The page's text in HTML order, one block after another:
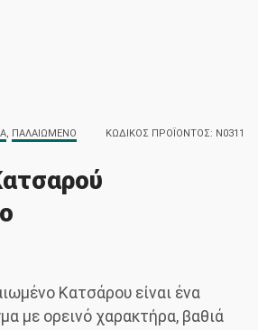
ΚΩΔΙΚΌΣ ΠΡΟΪΌΝΤΟΣ: N0311
, ΠΑΛΑΙΩΜΈΝΟ
Κατσάρου είναι ένα
με ορεινό χαρακτήρα, βαθιά